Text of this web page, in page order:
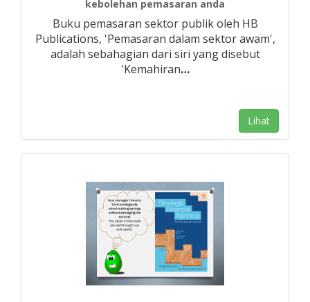
kebolehan pemasaran anda
Buku pemasaran sektor publik oleh HB
Publications, 'Pemasaran dalam sektor awam',
adalah sebahagian dari siri yang disebut
'Kemahiran…
Lihat